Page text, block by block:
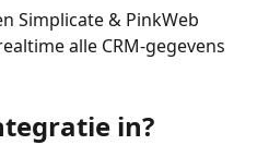
Simplicate & PinkWeb
alle CRM-gegevens
in?